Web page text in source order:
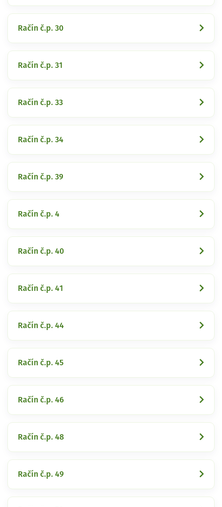
Račín č.p. 30
Račín č.p. 31
Račín č.p. 33
Račín č.p. 34
Račín č.p. 39
Račín č.p. 4
Račín č.p. 40
Račín č.p. 41
Račín č.p. 44
Račín č.p. 45
Račín č.p. 46
Račín č.p. 48
Račín č.p. 49